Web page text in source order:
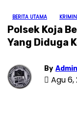
BERITA UTAMA
Polsek Koja
Yang Diduga
By Admin
Agu 6,